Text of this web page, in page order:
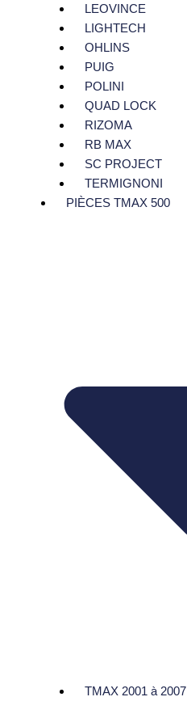
LEOVINCE
LIGHTECH
OHLINS
PUIG
POLINI
QUAD LOCK
RIZOMA
RB MAX
SC PROJECT
TERMIGNONI
PIÈCES TMAX 500
TMAX 2001 à 2007